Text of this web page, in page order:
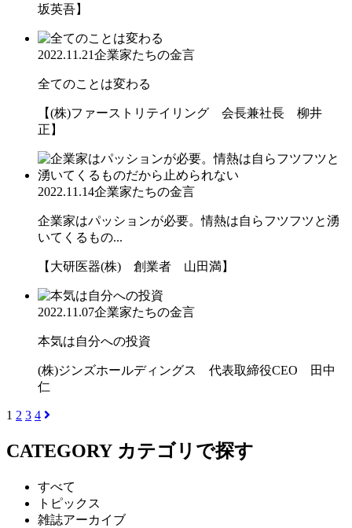
坂英吾】
2022.11.21企業家たちの金言
全てのことは変わる
【(株)ファーストリテイリング 会長兼社長 柳井
正】
2022.11.14企業家たちの金言
企業家はパッションが必要。情熱は自らフツフツと湧
いてくるもの...
【大研医器(株) 創業者 山田満】
2022.11.07企業家たちの金言
本気は自分への投資
(株)ジンズホールディングス 代表取締役CEO 田中
仁
1 2 3 4
CATEGORY カテゴリで探す
すべて
トピックス
雑誌アーカイブ